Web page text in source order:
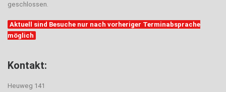
geschlossen.
Aktuell sind Besuche nur nach vorheriger Terminabsprache
möglich
Kontakt:
Heuweg 141